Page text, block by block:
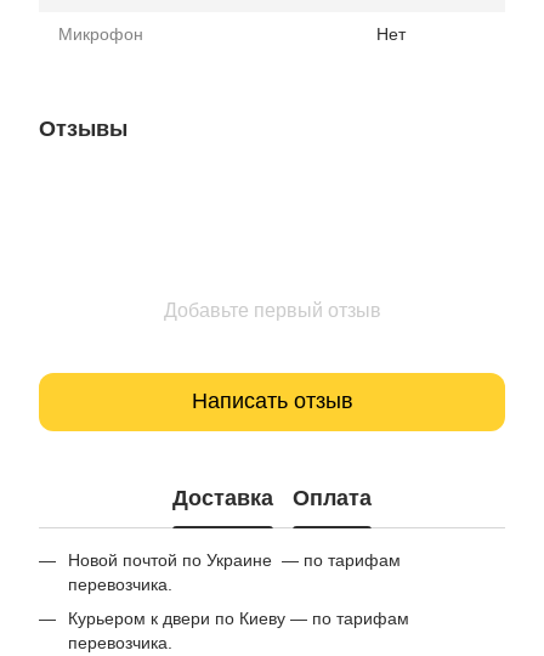
Микрофон Нет
Отзывы
Добавьте первый отзыв
Написать отзыв
Доставка Оплата
Новой почтой по Украине — по тарифам
перевозчика.
Курьером к двери по Киеву — по тарифам
перевозчика.